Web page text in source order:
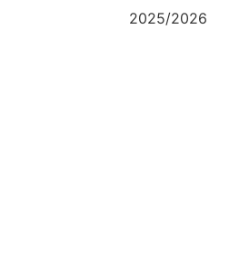
2025/2026